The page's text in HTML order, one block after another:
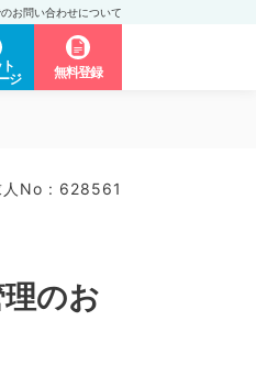
お問い合わせについて
ジ
無料登録
人No : 628561
のお